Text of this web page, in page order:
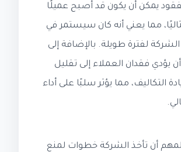
يمكن أن يكون قد أصبح عميلًا
مما يعني أنه كان سيستمر في
لفترة طويلة. بالإضافة إلى
يؤدي فقدان العملاء إلى تقليل
التكاليف، مما يؤثر سلبًا على أداء
أن تأخذ الشركة خطوات لمنع